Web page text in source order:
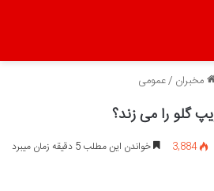
مخبران /عمومی
گلو را می زند؟
3,884 خواندن این مطلب 5 دقیقه زمان میبرد